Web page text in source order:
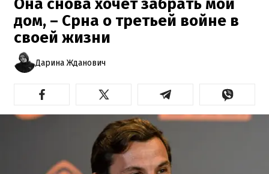
Она снова хочет забрать мой
дом, – Срна о третьей войне в
своей жизни
Дарина Жданович